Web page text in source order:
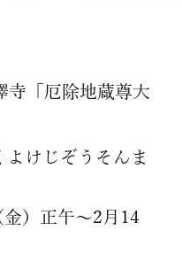
寺「厄除地蔵尊大
よけじぞうそんま
）正午～2月14